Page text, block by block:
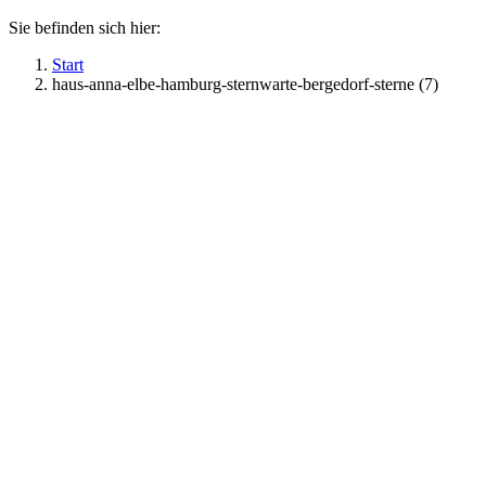
Sie befinden sich hier:
Start
haus-anna-elbe-hamburg-sternwarte-bergedorf-sterne (7)